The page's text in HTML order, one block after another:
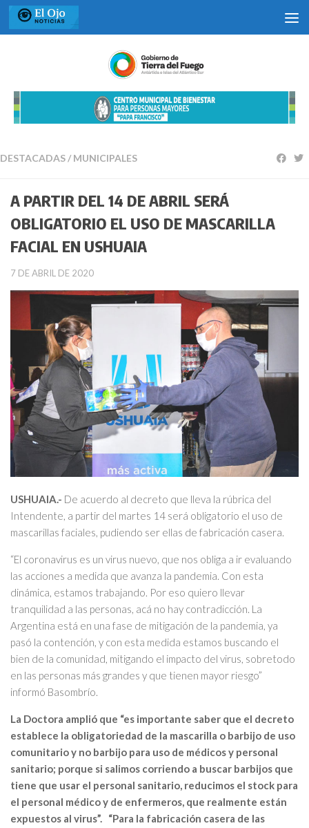
Saltar al contenido
DESTACADAS/ MUNICIPALES
A PARTIR DEL 14 DE ABRIL SERÁ
OBLIGATORIO EL USO DE MASCARILLA
FACIAL EN USHUAIA
7 DE ABRIL DE 2020
USHUAIA.- De acuerdo al decreto que lleva la rúbrica del
Intendente, a partir del martes 14 será obligatorio el uso de
mascarillas faciales, pudiendo ser ellas de fabricación casera.
“El coronavirus es un virus nuevo, que nos obliga a ir evaluando
las acciones a medida que avanza la pandemia. Con esta
dinámica, estamos trabajando. Por eso quiero llevar
tranquilidad a las personas, acá no hay contradicción. La
Argentina está en una fase de mitigación de la pandemia, ya
pasó la contención, y con esta medida estamos buscando el
bien de la comunidad, mitigando el impacto del virus, sobretodo
en las personas más grandes y que tienen mayor riesgo”
informó Basombrío.
La Doctora amplió que “es importante saber que el decreto
establece la obligatoriedad de la mascarilla o barbijo de uso
comunitario y no barbijo para uso de médicos y personal
sanitario; porque si salimos corriendo a buscar barbijos que
tiene que usar el personal sanitario, reducimos el stock para
el personal médico y de enfermeros, que realmente están
expuestos al virus”. “Para la fabricación casera de las